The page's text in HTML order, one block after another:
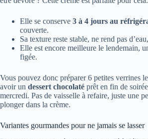
Elle se conserve 3 à 4 jours au
couverte.
Sa texture reste stable, ne rend pas
Elle est encore meilleure le lendemain,
figée.
Vous pouvez donc préparer 6 petites verrines
avoir un dessert chocolaté prêt en fin de
mercredi. Pas de vaisselle à refaire, juste une
plonger dans la crème.
Variantes gourmandes pour ne jamais se lasser